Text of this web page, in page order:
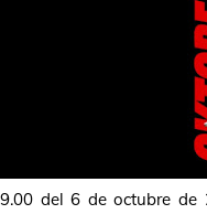
del 6 de octubre